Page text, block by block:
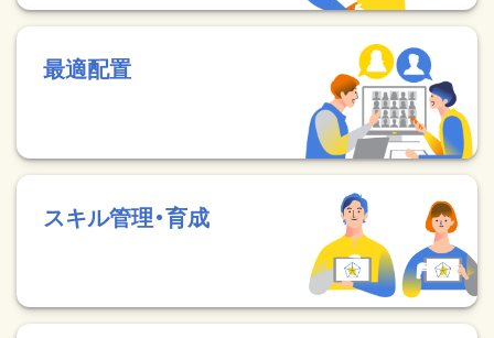
最適配置
スキル管理・育成